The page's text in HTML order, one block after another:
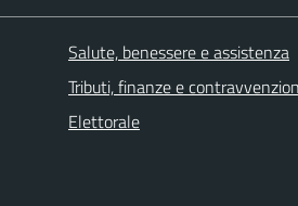
Salute, benessere e assistenza
Tributi, finanze e
Elettorale